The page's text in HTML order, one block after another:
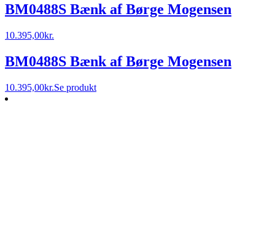
BM0488S Bænk af Børge Mogensen
10.395,00kr.
BM0488S Bænk af Børge Mogensen
10.395,00kr.Se produkt